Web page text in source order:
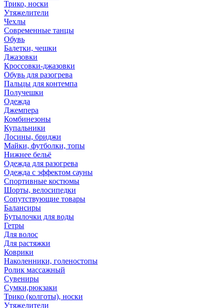
Трико, носки
Утяжелители
Чехлы
Современные танцы
Обувь
Балетки, чешки
Джазовки
Кроссовки-джазовки
Обувь для разогрева
Пальцы для контемпа
Получешки
Одежда
Джемпера
Комбинезоны
Купальники
Лосины, бриджи
Майки, футболки, топы
Нижнее бельё
Одежда для разогрева
Одежда с эффектом сауны
Спортивные костюмы
Шорты, велосипедки
Сопутствующие товары
Балансиры
Бутылочки для воды
Гетры
Для волос
Для растяжки
Коврики
Наколенники, голеностопы
Ролик массажный
Сувениры
Сумки,рюкзаки
Трико (колготы), носки
Утяжелители